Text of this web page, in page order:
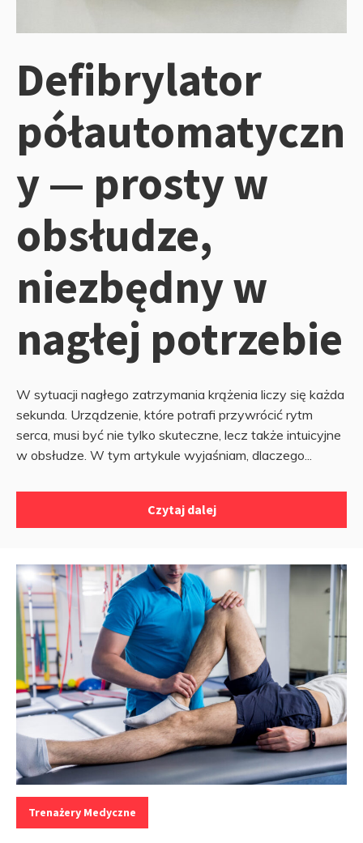
Defibrylator
półautomatyczn
y — prosty w
obsłudze,
niezbędny w
nagłej potrzebie
W sytuacji nagłego zatrzymania krążenia liczy się każda
sekunda. Urządzenie, które potrafi przywrócić rytm
serca, musi być nie tylko skuteczne, lecz także intuicyjne
w obsłudze. W tym artykule wyjaśniam, dlaczego...
Czytaj dalej
Kategorie:
Trenażery Medyczne